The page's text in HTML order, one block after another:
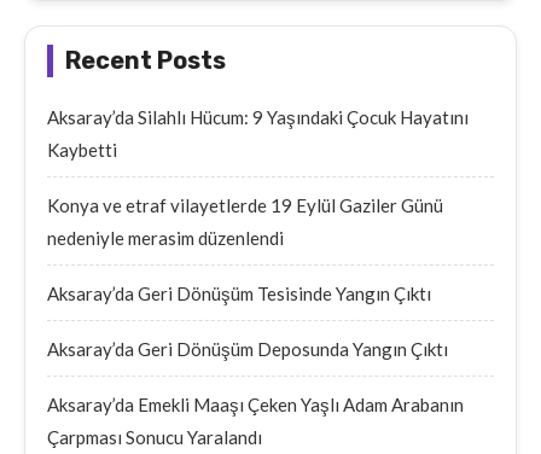
Recent Posts
Aksaray’da Silahlı Hücum: 9 Yaşındaki Çocuk Hayatını
Kaybetti
Konya ve etraf vilayetlerde 19 Eylül Gaziler Günü
nedeniyle merasim düzenlendi
Aksaray’da Geri Dönüşüm Tesisinde Yangın Çıktı
Aksaray’da Geri Dönüşüm Deposunda Yangın Çıktı
Aksaray’da Emekli Maaşı Çeken Yaşlı Adam Arabanın
Çarpması Sonucu Yaralandı